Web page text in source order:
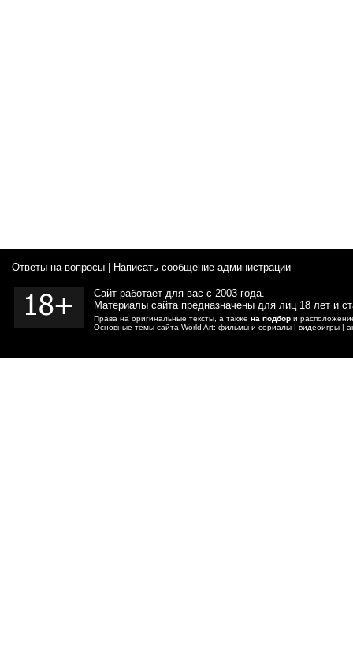
Ответы на вопросы Написать сообщение администрации
Сайт работает для вас с 2003 года.
Материалы сайта предназначены для лиц 18 лет и
Права на оригинальные тексты, а также на подбор и
Основные темы сайта World Art: фильмы и сериалы | видеоигры |